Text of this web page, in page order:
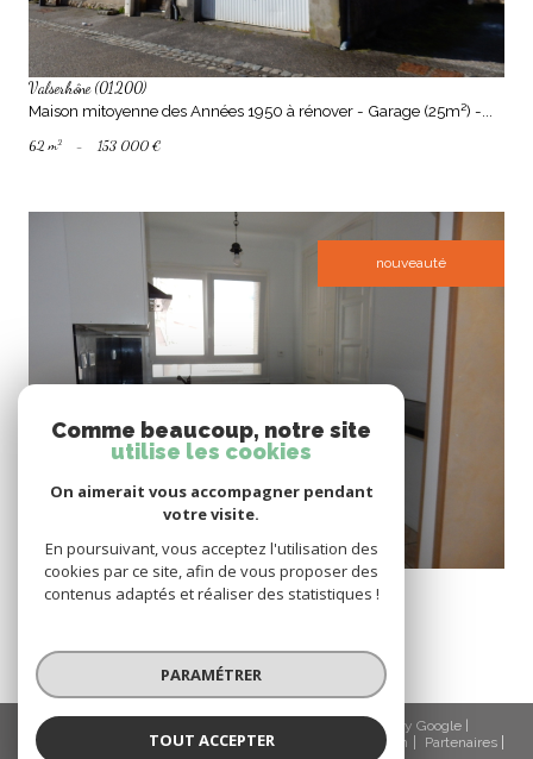
Valserhône (01200)
Maison mitoyenne des Années 1950 à rénover - Garage (25m²) -...
62 m² - 153 000 €
nouveauté
Valserhône (01200)
Appartement de type 3 de 77m²hab + balcon + cave
© 2026 | Tous droits réservés | Traduction powered by Google |
Nos honoraires
Plan du site Mentions légales Admin
Partenaires
Comme beaucoup, notre site
utilise les cookies
On aimerait vous accompagner pendant
votre visite.
En poursuivant, vous acceptez l'utilisation des
cookies par ce site, afin de vous proposer des
contenus adaptés et réaliser des statistiques !
PARAMÉTRER
TOUT ACCEPTER